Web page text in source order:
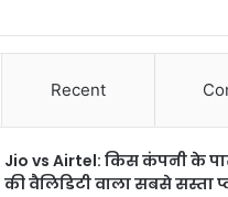
Recent
Jio vs Airtel: किस कंपनी के
की वैलिडिटी वाला सबसे सस्ता